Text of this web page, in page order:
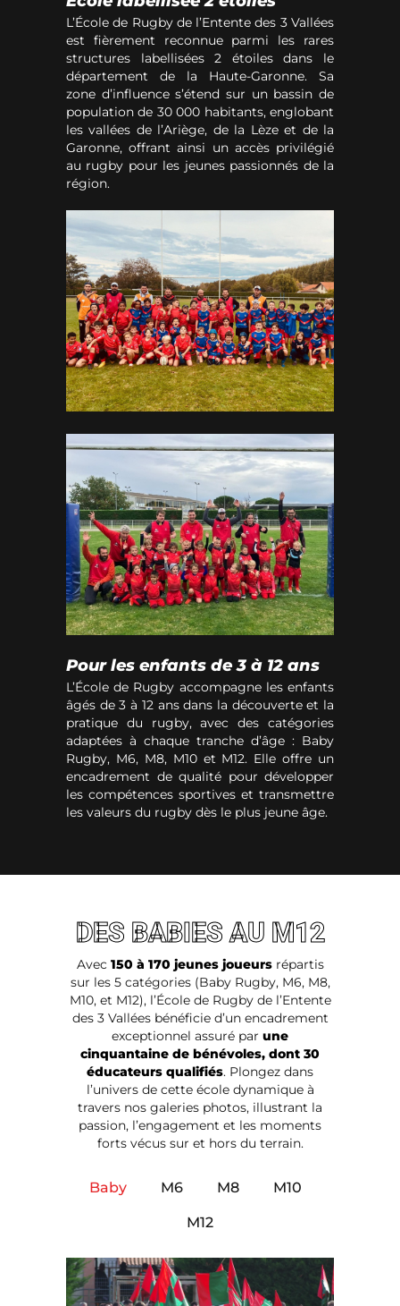
Pour les enfants de 3 à 12 ans
L’École de Rugby accompagne les enfants
âgés de 3 à 12 ans dans la découverte et la
pratique du rugby, avec des catégories
adaptées à chaque tranche d’âge : Baby
Rugby, M6, M8, M10 et M12. Elle offre un
encadrement de qualité pour développer
les compétences sportives et transmettre
les valeurs du rugby dès le plus jeune âge.
L’École de Rugby de l’Entente des 3 Vallées
est fièrement reconnue parmi les rares
structures labellisées 2 étoiles dans le
département de la Haute-Garonne. Sa
zone d’influence s’étend sur un bassin de
population de 30 000 habitants, englobant
les vallées de l’Ariège, de la Lèze et de la
Garonne, offrant ainsi un accès privilégié
au rugby pour les jeunes passionnés de la
région.
DES BABIES AU M12
Avec 150 à 170 jeunes joueursrépartis
sur les 5 catégories (Baby Rugby, M6, M8,
M10, et M12), l’École de Rugby de l’Entente
des 3 Vallées bénéficie d’un encadrement
exceptionnel assuré par une
cinquantaine de bénévoles, dont 30
éducateurs qualifiés. Plongez dans
l’univers de cette école dynamique à
travers nos galeries photos, illustrant la
passion, l’engagement et les moments
forts vécus sur et hors du terrain.
Baby M6 M8 M10
M12